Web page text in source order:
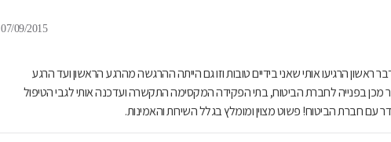
07/09/2015
ראשון הרגיעו אותי שאני בידיים טובות וזו גם הייתה ההרגשה מהרגע הראשון ועד הרגע
מכן בפנייה לחברת הביטוח, בתי הפקידה המקסימה התקשרה ועדכנה אותי לגבי הטיפול
עם חברת הביטוח! פשוט מצוין ומומלץ בגלל השירות והאמינות.